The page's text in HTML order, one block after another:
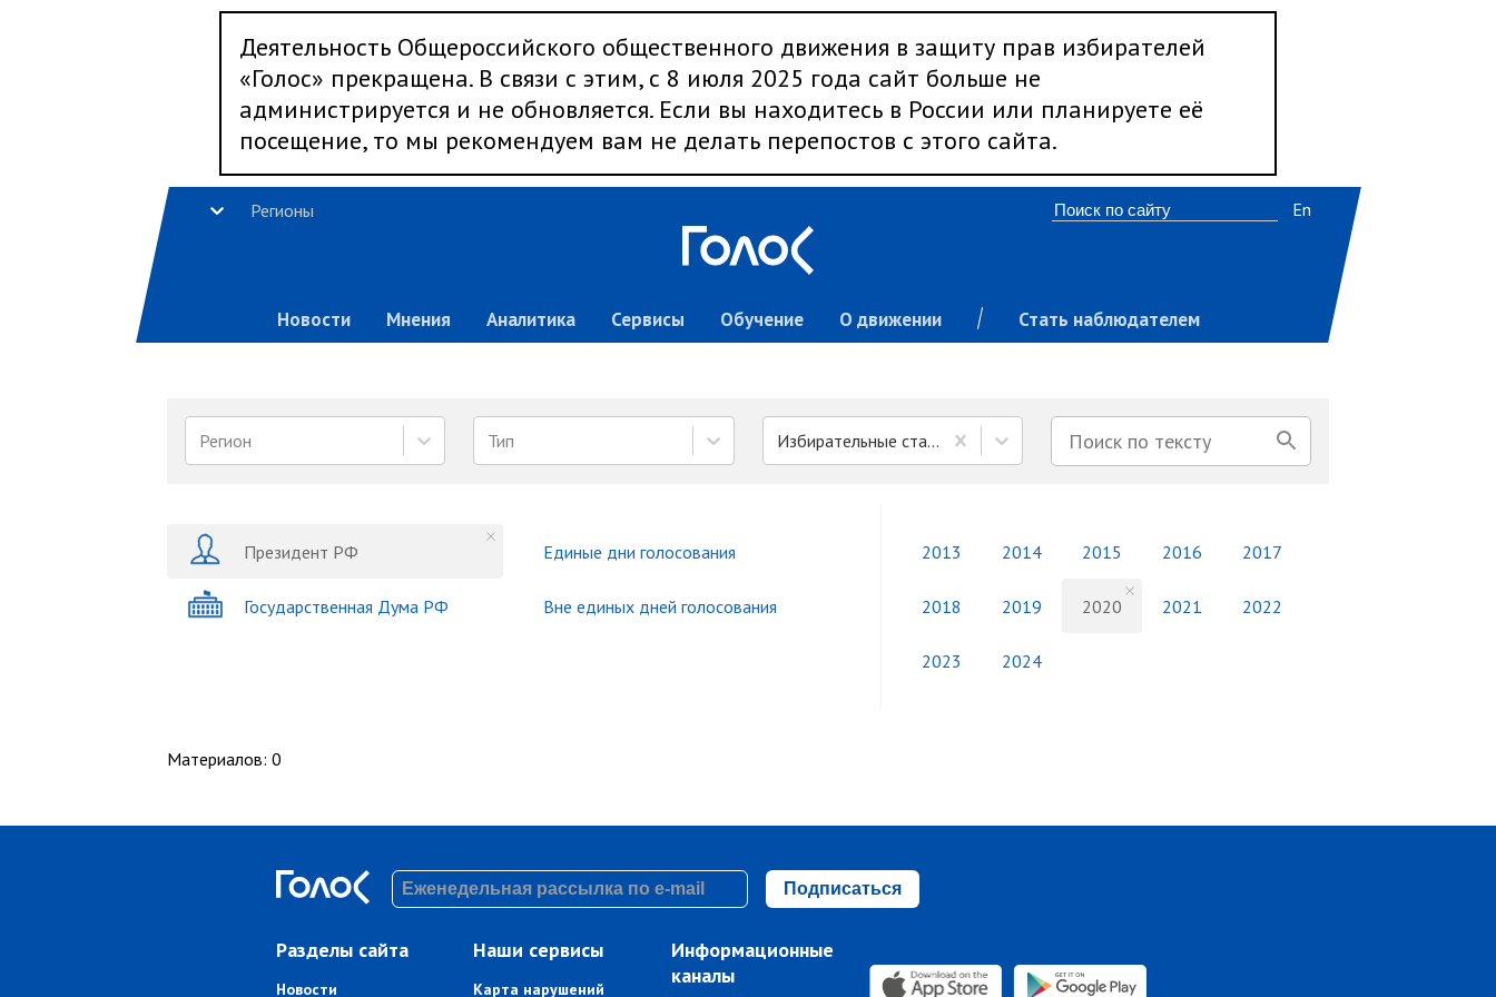
Деятельность Общероссийского общественного движения в защиту прав избирателей
«Голос» прекращена. В связи с этим, с 8 июля 2025 года сайт больше не
администрируется и не обновляется. Если вы находитесь в России или планируете её
посещение, то мы рекомендуем вам не делать перепостов с этого сайта.
Регионы
Новости Мнения Аналитика Сервисы Обучение О движении Стать наблюдателем
En
Регион Тип Избирательные стандарты
Президент РФ
Государственная Дума РФ
Единые дни голосования
Вне единых дней голосования
2013 2014 2015 2016 2017
2018 2019 2020 2021 2022
2023 2024
Материалов: 0
Подписаться
Разделы сайта
Новости
Наши сервисы
Карта нарушений
Информационные
каналы